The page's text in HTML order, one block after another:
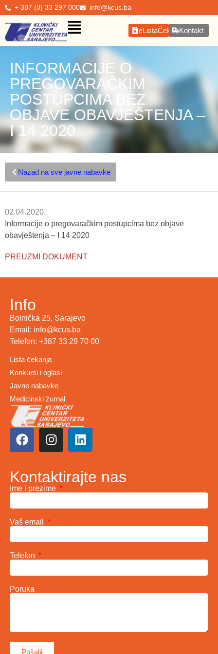
+ 387 (0) 33 297 000 info@kcus.ba
eListaČekanjaKontakt
INFORMACIJE O
PREGOVARAČKIM
POSTUPCIMA BEZ
OBJAVE OBAVJEŠTENJA –
I 14 2020
Nazad na sve javne nabavke
02.04.2020.
Informacije o pregovaračkim postupcima bez objave
obavještenja – I 14 2020
PREUZMI DOKUMENT
Info
Bolnička 25, Sarajevo
Email: info@kcus.ba
Telefon: +387 33 29 70 00
Lista čekanja
Konkursi i oglasi
Javne nabavke
Medicinski žurnal
Kontaktirajte nas
Ime i prezime
Vaš email
Telefon
Poruka
Pošalji